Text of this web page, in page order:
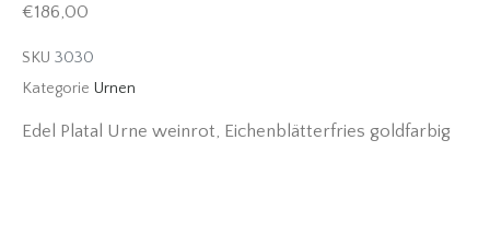
€186,00
SKU 3030
Kategorie Urnen
Edel Platal Urne weinrot, Eichenblätterfries goldfarbig